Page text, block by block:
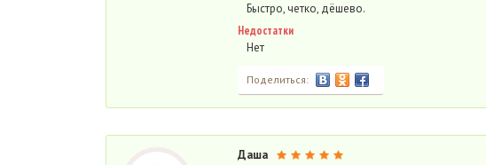
Быстро, четко, дёшево.
Недостатки
Нет
Поделиться:
Даша